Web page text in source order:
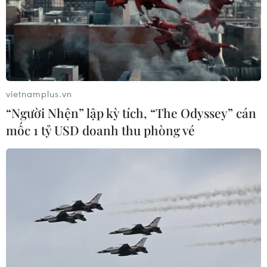
Munich
06/08/2026 15:57
Nga thúc đẩy đa dạng hóa tuyến vận
tải kết nối châu Á qua Ấn Độ Dương
06/08/2026 15:34
Italy và Hy Lạp trở thành điểm nóng
NATO ưu tiên đẩy nhanh chuyển
giao hệ thống phòng không cho
vietnamplus.vn
“Người Nhện” lập kỳ tích, “The Odyssey” cán
mốc 1 tỷ USD doanh thu phòng vé